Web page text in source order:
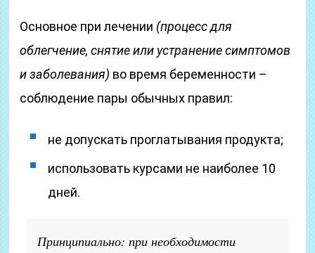
Основное при лечении (процесс для
облегчение, снятие или устранение симптомов
и заболевания) во время беременности –
соблюдение пары обычных правил:
не допускать проглатывания продукта;
использовать курсами не наиболее 10
дней.
Принципиально: при необходимости